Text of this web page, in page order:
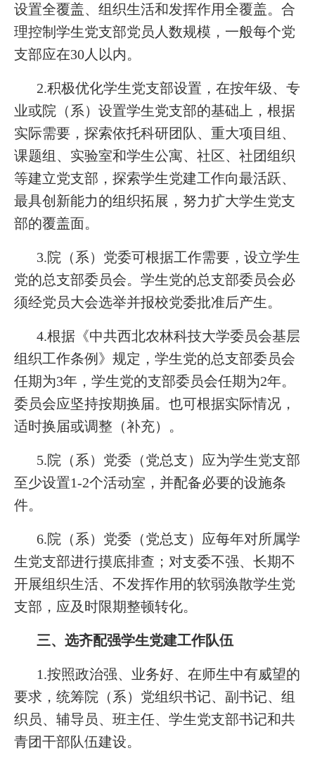
设置全覆盖、组织生活和发挥作用全覆盖。合
理控制学生党支部党员人数规模，一般每个党
支部应在30人以内。
2.积极优化学生党支部设置，在按年级、专
业或院（系）设置学生党支部的基础上，根据
实际需要，探索依托科研团队、重大项目组、
课题组、实验室和学生公寓、社区、社团组织
等建立党支部，探索学生党建工作向最活跃、
最具创新能力的组织拓展，努力扩大学生党支
部的覆盖面。
3.院（系）党委可根据工作需要，设立学生
党的总支部委员会。学生党的总支部委员会必
须经党员大会选举并报校党委批准后产生。
4.根据《中共西北农林科技大学委员会基层
组织工作条例》规定，学生党的总支部委员会
任期为3年，学生党的支部委员会任期为2年。
委员会应坚持按期换届。也可根据实际情况，
适时换届或调整（补充）。
5.院（系）党委（党总支）应为学生党支部
至少设置1-2个活动室，并配备必要的设施条
件。
6.院（系）党委（党总支）应每年对所属学
生党支部进行摸底排查；对支委不强、长期不
开展组织生活、不发挥作用的软弱涣散学生党
支部，应及时限期整顿转化。
三、选齐配强学生党建工作队伍
1.按照政治强、业务好、在师生中有威望的
要求，统筹院（系）党组织书记、副书记、组
织员、辅导员、班主任、学生党支部书记和共
青团干部队伍建设。